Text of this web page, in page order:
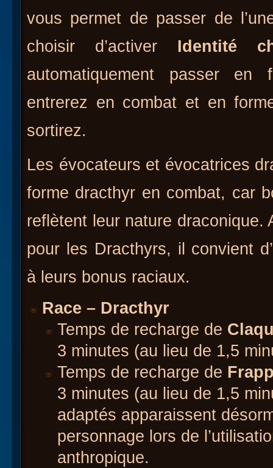
vous permet de passer de
choisir d’activer Identité
automatiquement passer en
entrerez en combat et en
sortirez.
Les évocateurs et évocatrices
forme dracthyr en combat, car
reflètent leur nature draconique.
pour les Dracthyrs, il convient
à leurs bonus raciaux.
Race – Dracthyr
Temps de recharge de
3 minutes (au lieu de 1,5
Temps de recharge de
3 minutes (au lieu de 1,5
adaptés apparaissent
personnage lors de
anthropique.